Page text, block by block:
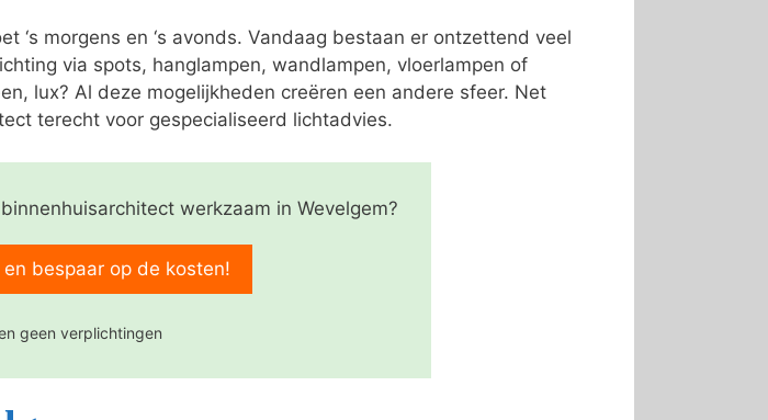
‘s morgens en ‘s avonds. Vandaag bestaan er ontzettend veel
via spots, hanglampen, wandlampen, vloerlampen of
lux? Al deze mogelijkheden creëren een andere sfeer. Net
terecht voor gespecialiseerd lichtadvies.
werkzaam in Wevelgem?
bespaar op de kosten!
geen verplichtingen